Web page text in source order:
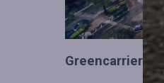
Greencarrier